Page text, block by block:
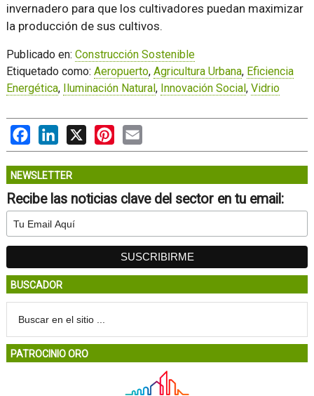
invernadero para que los cultivadores puedan maximizar
la producción de sus cultivos.
Publicado en: Construcción Sostenible
Etiquetado como: Aeropuerto, Agricultura Urbana, Eficiencia
Energética, Iluminación Natural, Innovación Social, Vidrio
FacebookLinkedIn
X PinterestEmail
NEWSLETTER
Recibe las noticias clave del sector en tu email:
BUSCADOR
PATROCINIO ORO